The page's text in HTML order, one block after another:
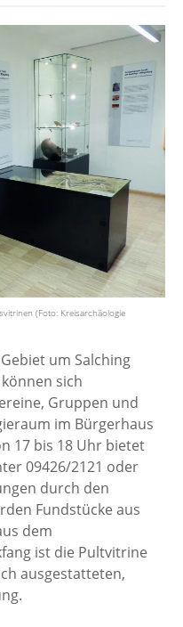
(Foto: Kreisarchäologie
um Salching
sich
Gruppen und
im Bürgerhaus
17 bis 18 Uhr bietet
09426/2121 oder
durch den
Fundstücke aus
dem
ist die Pultvitrine
ausgestatteten,